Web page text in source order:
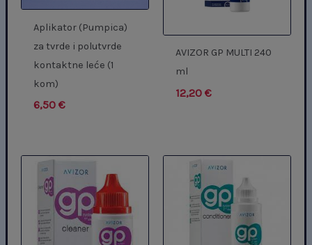
Aplikator (Pumpica)
za tvrde i polutvrde
kontaktne leće (1
kom)
6,50 €
AVIZOR GP MULTI 240
ml
12,20 €